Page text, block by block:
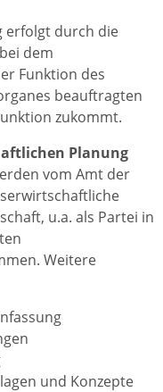
erfolgt durch die
dem
Funktion des
beauftragten
zukommt.
Planung
vom Amt der
u.a. als Partei in
Weitere
und Konzepte